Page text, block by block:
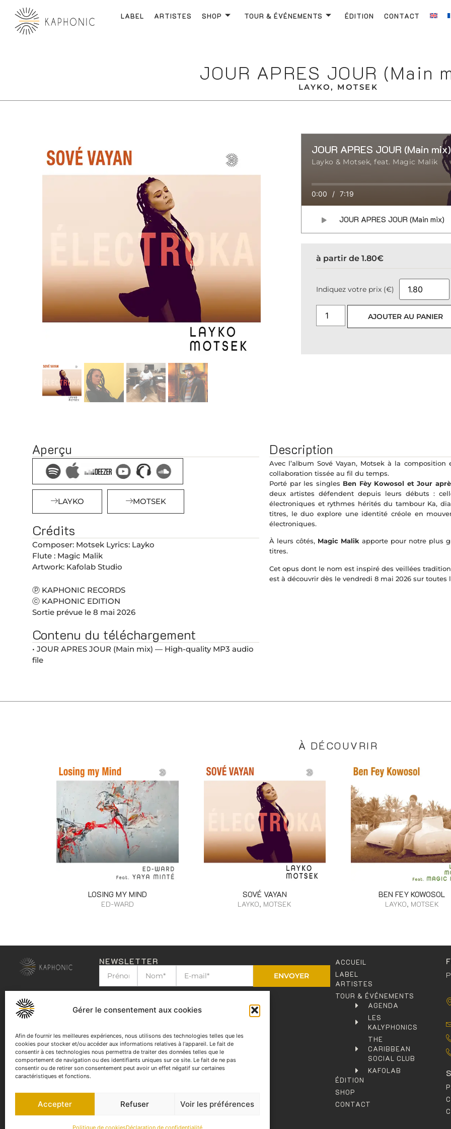
Gérer le consentement aux cookies
Afin de fournir les meilleures expériences, nous utilisons des technologies telles que les
cookies pour stocker et/ou accéder aux informations relatives à l'appareil. Le fait de
consentir à ces technologies nous permettra de traiter des données telles que le
comportement de navigation ou des identifiants uniques sur ce site. Le fait de ne pas
consentir ou de retirer son consentement peut avoir un effet négatif sur certaines
caractéristiques et fonctions.
Accepter Refuser Voir les préférences
Politique de cookiesDéclaration de confidentialité
LABEL ARTISTES SHOP TOUR & ÉVÉNEMENTS ÉDITION CONTACT
LAYKO, MOTSEK
JOUR APRES JOUR (Main
JOUR APRES JOUR (Main mix)
Layko & Motsek, feat. Magic Malik
0:00 / 7:19
JOUR APRES JOUR (Main mix)
à partir de1.80€
Indiquez votre prix (€)
AJOUTER AU PANIER
Aperçu
LAYKO MOTSEK
Crédits
Composer: Motsek Lyrics: Layko
Flute : Magic Malik
Artwork: Kafolab Studio
ⓟ KAPHONIC RECORDS
ⓒ KAPHONIC EDITION
Sortie prévue le 8 mai 2026
Contenu du téléchargement
• JOUR APRES JOUR (Main mix) — High-quality MP3 audio
file
Description
Avec l’album Sové Vayan, Motsek à la
collaboration tissée au fil du temps.
Porté par les singles Ben Fèy Kowosol et Jour
deux artistes défendent depuis leurs débuts :
électroniques et rythmes hérités du tambour Ka,
titres, le duo explore une identité créole en
électroniques.
À leurs côtés, Magic Malik apporte pour notre plus
titres.
Cet opus dont le nom est inspiré des veillées
est à découvrir dès le vendredi 8 mai 2026 sur toutes
À DÉCOUVRIR
LOSING MY MIND
ED-WARD
SOVÉ VAYAN
LAYKO, MOTSEK
BEN FEY KOWOSOL
LAYKO, MOTSEK
NEWSLETTER
ENVOYER
ACCUEIL
LABEL
ARTISTES
TOUR & ÉVÉNEMENTS
AGENDA
LES
KALYPHONICS
THE
CARIBBEAN
SOCIAL CLUB
KAFOLAB
ÉDITION
SHOP
CONTACT